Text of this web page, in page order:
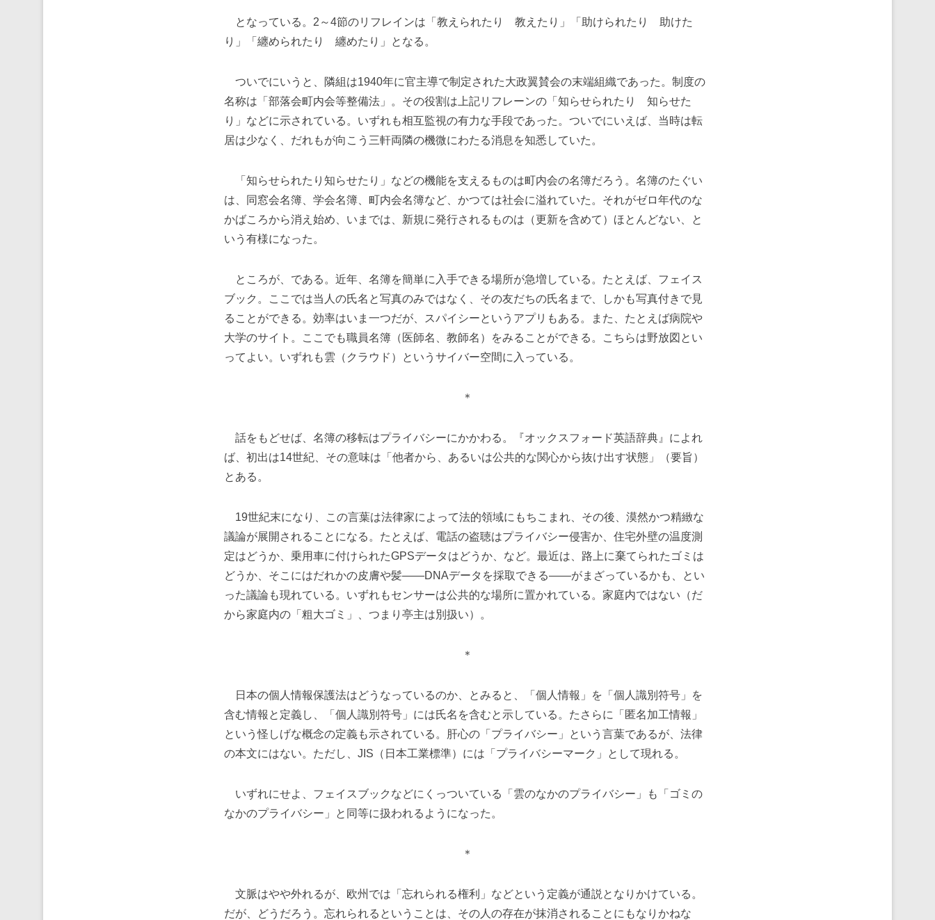
となっている。2～4節のリフレインは「教えられたり 教えたり」「助けられたり 助けた
り」「纏められたり 纏めたり」となる。
ついでにいうと、隣組は1940年に官主導で制定された大政翼賛会の末端組織であった。制度の
名称は「部落会町内会等整備法」。その役割は上記リフレーンの「知らせられたり 知らせた
り」などに示されている。いずれも相互監視の有力な手段であった。ついでにいえば、当時は転
居は少なく、だれもが向こう三軒両隣の機微にわたる消息を知悉していた。
「知らせられたり知らせたり」などの機能を支えるものは町内会の名簿だろう。名簿のたぐい
は、同窓会名簿、学会名簿、町内会名簿など、かつては社会に溢れていた。それがゼロ年代のな
かばころから消え始め、いまでは、新規に発行されるものは（更新を含めて）ほとんどない、と
いう有様になった。
ところが、である。近年、名簿を簡単に入手できる場所が急増している。たとえば、フェイス
ブック。ここでは当人の氏名と写真のみではなく、その友だちの氏名まで、しかも写真付きで見
ることができる。効率はいま一つだが、スパイシーというアプリもある。また、たとえば病院や
大学のサイト。ここでも職員名簿（医師名、教師名）をみることができる。こちらは野放図とい
ってよい。いずれも雲（クラウド）というサイバー空間に入っている。
＊
話をもどせば、名簿の移転はプライバシーにかかわる。『オックスフォード英語辞典』によれ
ば、初出は14世紀、その意味は「他者から、あるいは公共的な関心から抜け出す状態」（要旨）
とある。
19世紀末になり、この言葉は法律家によって法的領域にもちこまれ、その後、漠然かつ精緻な
議論が展開されることになる。たとえば、電話の盗聴はプライバシー侵害か、住宅外壁の温度測
定はどうか、乗用車に付けられたGPSデータはどうか、など。最近は、路上に棄てられたゴミは
どうか、そこにはだれかの皮膚や髪――DNAデータを採取できる――がまざっているかも、とい
った議論も現れている。いずれもセンサーは公共的な場所に置かれている。家庭内ではない（だ
から家庭内の「粗大ゴミ」、つまり亭主は別扱い）。
＊
日本の個人情報保護法はどうなっているのか、とみると、「個人情報」を「個人識別符号」を
含む情報と定義し、「個人識別符号」には氏名を含むと示している。たさらに「匿名加工情報」
という怪しげな概念の定義も示されている。肝心の「プライバシー」という言葉であるが、法律
の本文にはない。ただし、JIS（日本工業標準）には「プライバシーマーク」として現れる。
いずれにせよ、フェイスブックなどにくっついている「雲のなかのプライバシー」も「ゴミの
なかのプライバシー」と同等に扱われるようになった。
＊
文脈はやや外れるが、欧州では「忘れられる権利」などという定義が通説となりかけている。
だが、どうだろう。忘れられるということは、その人の存在が抹消されることにもなりかねな